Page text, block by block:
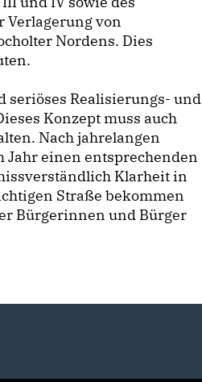
Verlagerung von
Nordens. Dies
seriöses Realisierungs- und
Konzept muss auch
Nach jahrelangen
Jahr einen entsprechenden
Klarheit in
Straße bekommen
Bürgerinnen und Bürger